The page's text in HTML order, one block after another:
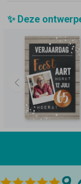
✨ Deze